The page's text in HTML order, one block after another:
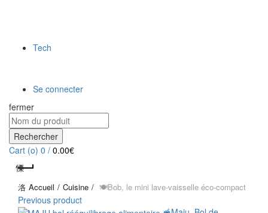
Tech
Se connecter
fermer
Rechercher
Cart (o) 0 / 0.00€
Accueil Cuisine 🍽️Bob, le mini lave-vaisselle éco-compact
Previous product